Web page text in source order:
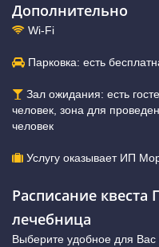
Дополнительно
Wi-Fi
Парковка: есть
Зал ожидания: есть
человек, зона для
человек
Услугу оказывает ИП
Расписание квеста
лечебница
Выберите удобное для